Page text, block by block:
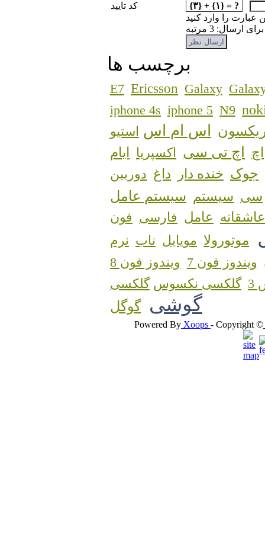
کد تایید
{۳} + {۱} = ?
عبارت را وارد کنید
ارسال: 3 مرتبه
برچسب ها
E7 Ericsson Galaxy
iphone 4s iphone 5 N9
اس ام اس استیو
اچ
اچ تی سی اکسپریا ایام
جوک خنده دار داغ دوربین
سی سیستم سیستم عامل
عاشقانه عامل فارسی فون
موتورولا مویایل ناب نرم
ویندوز فون 7
ویندوز فون 8
گلکسی نکسوس
گوشی گوگل
Powered By Xoops - Copyright ©